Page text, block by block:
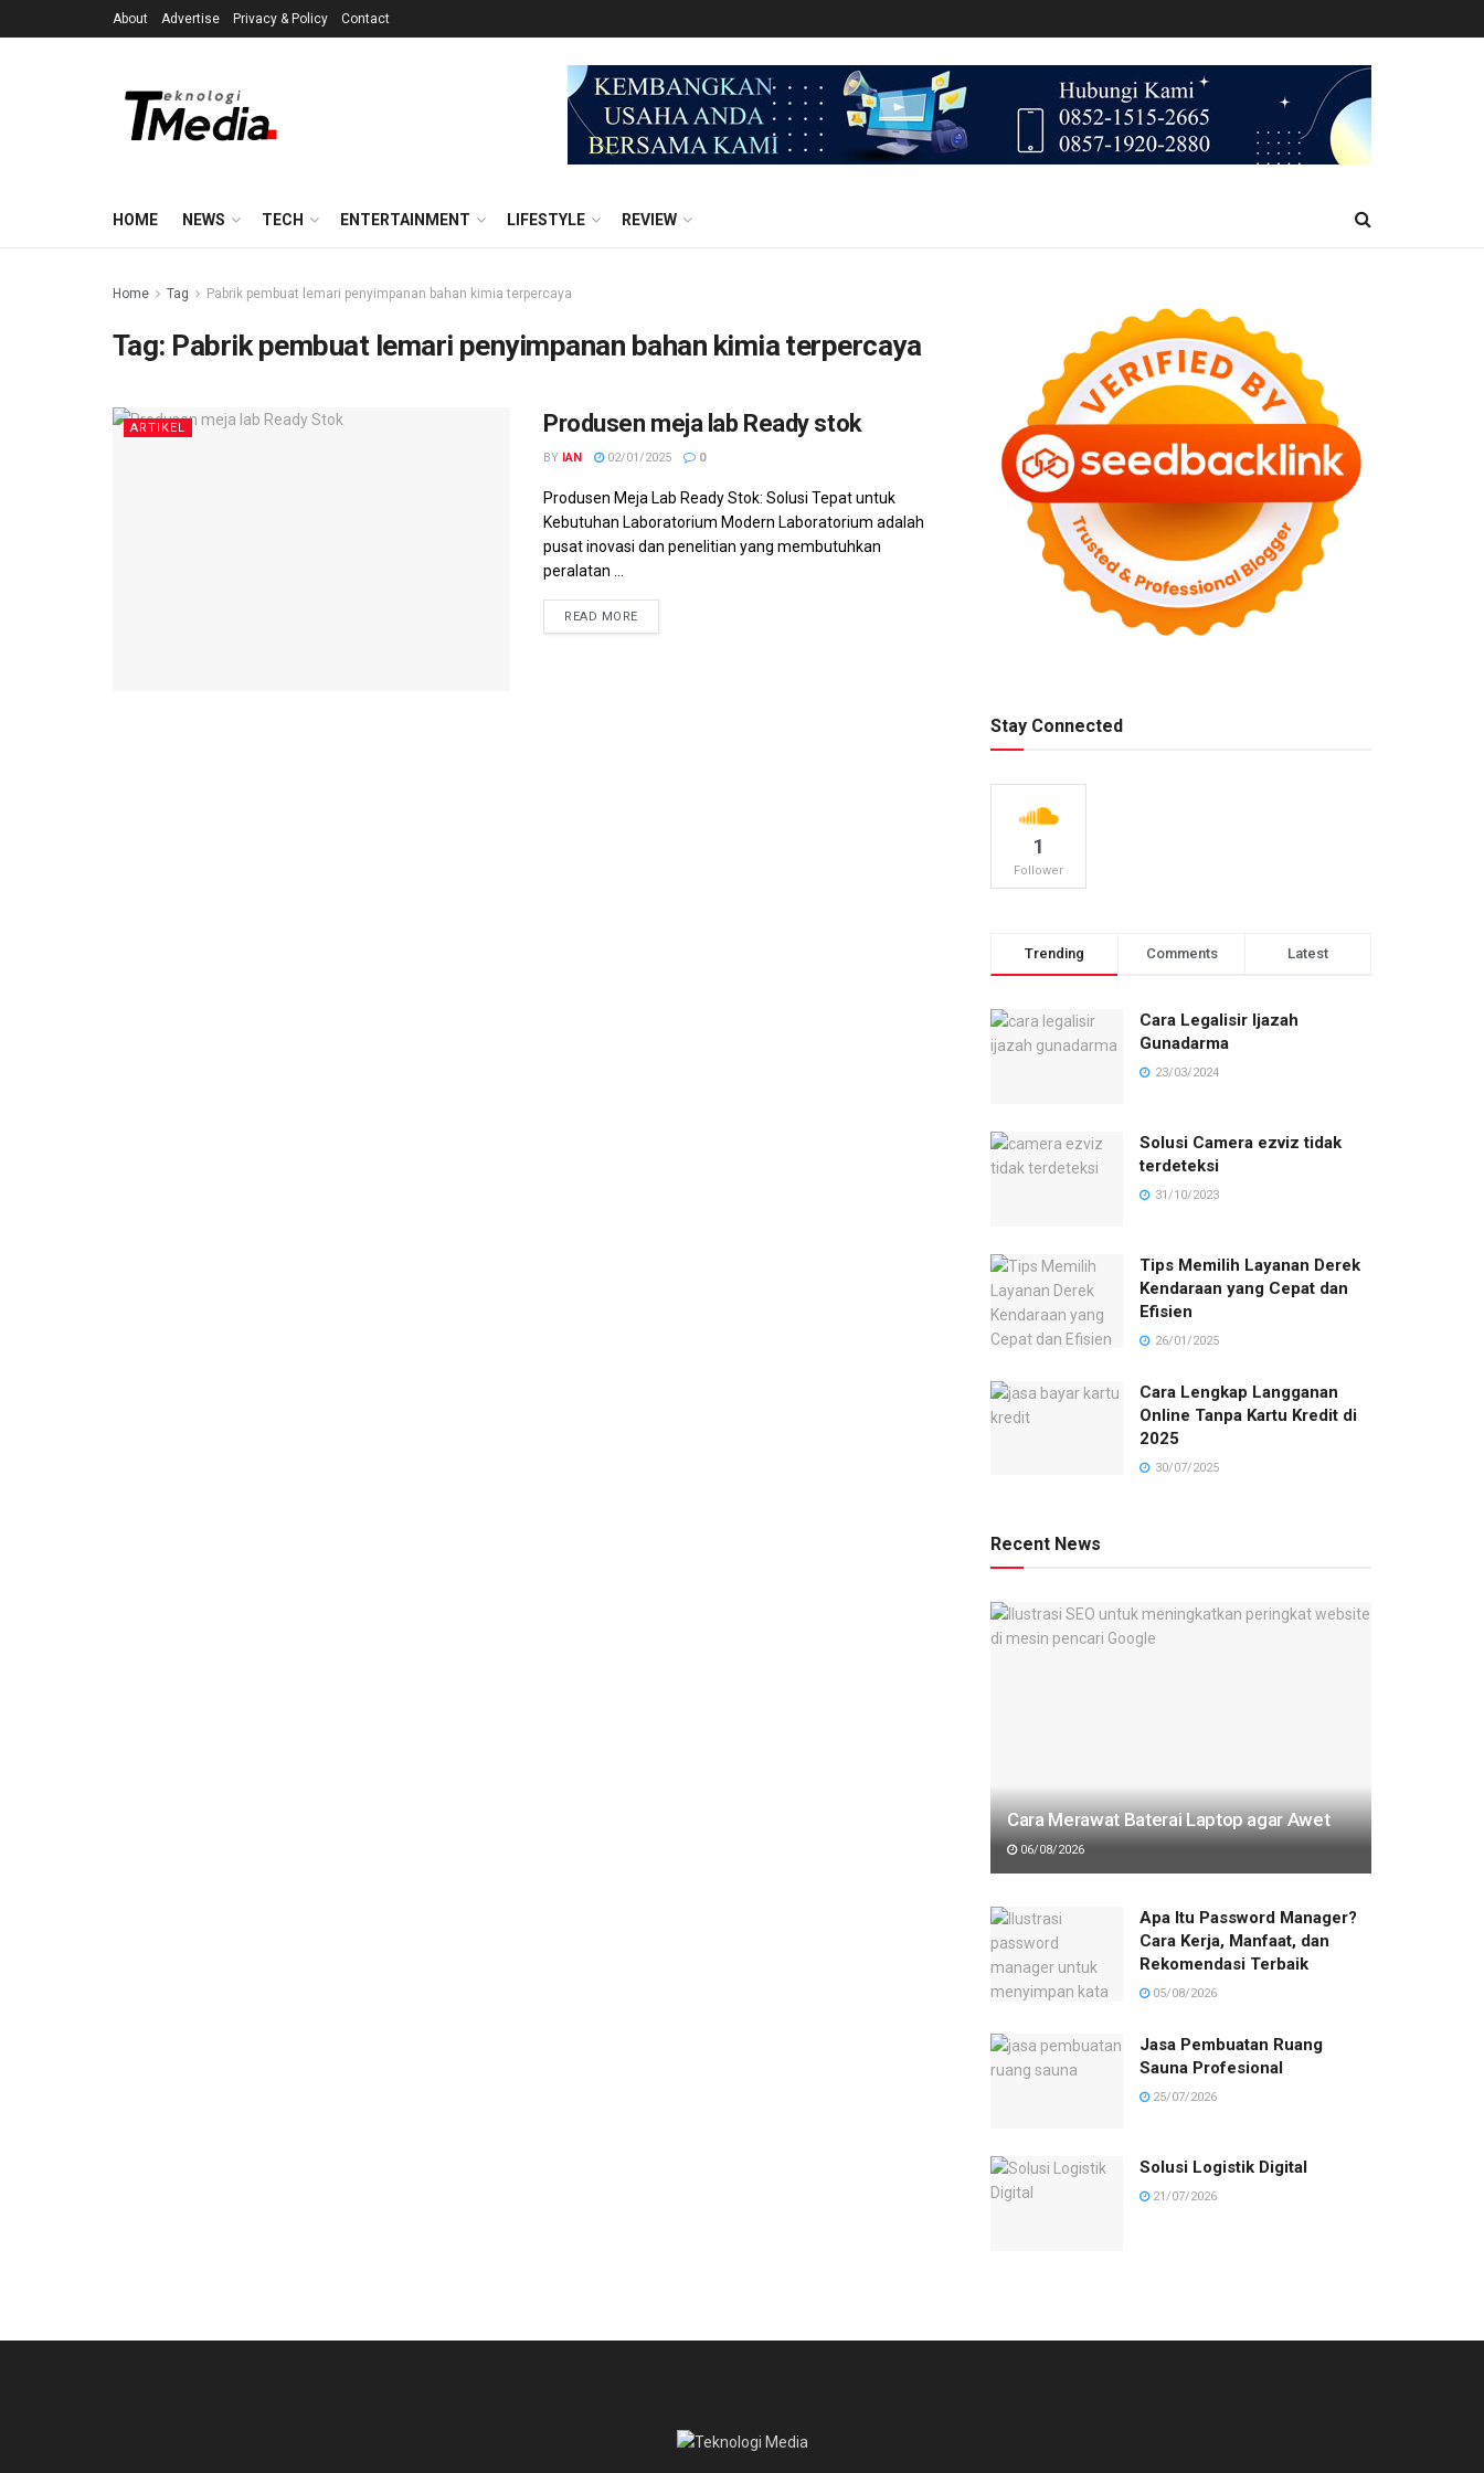
About Advertise Privacy & Policy Contact
HOME NEWS TECH ENTERTAINMENT LIFESTYLE REVIEW
Home Tag Pabrik pembuat lemari penyimpanan bahan kimia terpercaya
Tag: Pabrik pembuat lemari penyimpanan bahan kimia terpercaya
ARTIKEL Produsen meja lab Ready stok
BY IAN 02/01/2025 0
Produsen Meja Lab Ready Stok: Solusi Tepat untuk
Kebutuhan Laboratorium Modern Laboratorium adalah
pusat inovasi dan penelitian yang membutuhkan
peralatan ...
READ MORE
Stay Connected
1
Follower
Trending Comments Latest
Cara Legalisir Ijazah
Gunadarma
23/03/2024
Solusi Camera ezviz tidak
terdeteksi
31/10/2023
Tips Memilih Layanan Derek
Kendaraan yang Cepat dan
Efisien
26/01/2025
Cara Lengkap Langganan
Online Tanpa Kartu Kredit di
2025
30/07/2025
Recent News
Cara Merawat Baterai Laptop agar Awet
06/08/2026
Apa Itu Password Manager?
Cara Kerja, Manfaat, dan
Rekomendasi Terbaik
05/08/2026
Jasa Pembuatan Ruang
Sauna Profesional
25/07/2026
Solusi Logistik Digital
21/07/2026